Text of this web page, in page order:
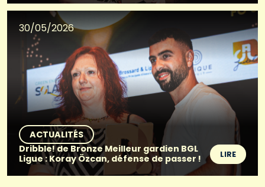
30/05/2026
ACTUALITÉS
Dribble! de Bronze Meilleur gardien BGL
Ligue : Koray Özcan, défense de passer !
LIRE